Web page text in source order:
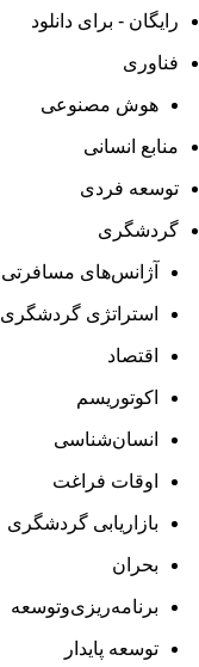
رایگان - برای دانلود
فناوری
هوش مصنوعی
منابع انسانی
توسعه فردی
گردشگری
آژانس‌های مسافرتی
استراتژی گردشگری
اقتصاد
اکوتوریسم
انسان‌شناسی
اوقات فراغت
بازاریابی گردشگری
بحران
برنامه‌ریزی‌وتوسعه
توسعه پایدار